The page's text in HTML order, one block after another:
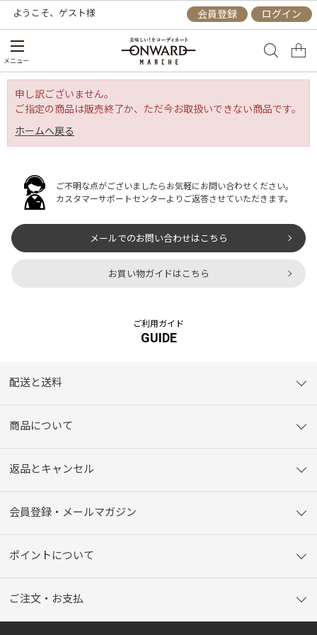
ようこそ、 ゲスト様 会員登録 ログイン
メニュー
申し訳ございません。
ご指定の商品は販売終了か、ただ今お取扱いできない商品です。
ホームへ戻る
ご不明な点がございましたらお気軽にお問い合わせください。
カスタマーサポートセンターよりご返答させていただきます。
メールでのお問い合わせはこちら
お買い物ガイドはこちら
ご利用ガイド
GUIDE
配送と送料
商品について
返品とキャンセル
会員登録・メールマガジン
ポイントについて
ご注文・お支払